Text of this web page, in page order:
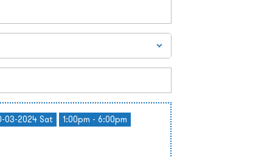
03-2024 Sat 1:00pm - 6:00pm